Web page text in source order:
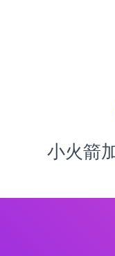
小火箭